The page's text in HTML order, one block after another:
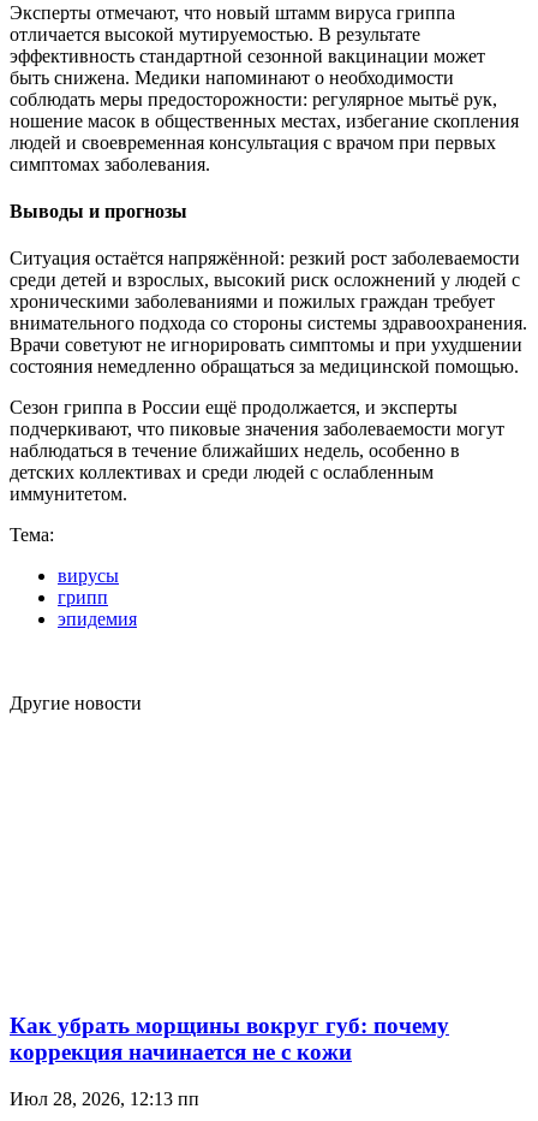
Эксперты отмечают, что новый штамм вируса гриппа
отличается высокой мутируемостью. В результате
эффективность стандартной сезонной вакцинации может
быть снижена. Медики напоминают о необходимости
соблюдать меры предосторожности: регулярное мытьё рук,
ношение масок в общественных местах, избегание скопления
людей и своевременная консультация с врачом при первых
симптомах заболевания.
Выводы и прогнозы
Ситуация остаётся напряжённой: резкий рост заболеваемости
среди детей и взрослых, высокий риск осложнений у людей с
хроническими заболеваниями и пожилых граждан требует
внимательного подхода со стороны системы здравоохранения.
Врачи советуют не игнорировать симптомы и при ухудшении
состояния немедленно обращаться за медицинской помощью.
Сезон гриппа в России ещё продолжается, и эксперты
подчеркивают, что пиковые значения заболеваемости могут
наблюдаться в течение ближайших недель, особенно в
детских коллективах и среди людей с ослабленным
иммунитетом.
Тема:
вирусы
грипп
эпидемия
Другие новости
Как убрать морщины вокруг губ: почему
коррекция начинается не с кожи
Июл 28, 2026, 12:13 пп